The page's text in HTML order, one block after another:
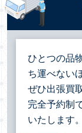
ひとつの品
ち運べない
ぜひ出張買
完全予約制
いたします。